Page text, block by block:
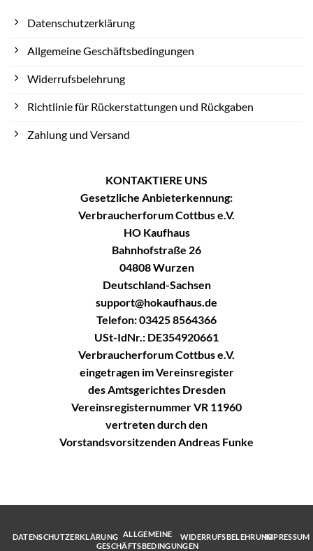
Datenschutzerklärung
Allgemeine Geschäftsbedingungen
Widerrufsbelehrung
Richtlinie für Rückerstattungen und Rückgaben
Zahlung und Versand
KONTAKTIERE UNS
Gesetzliche Anbieterkennung:
Verbraucherforum Cottbus e.V.
HO Kaufhaus
Bahnhofstraße 26
04808 Wurzen
Deutschland-Sachsen
support@hokaufhaus.de
Telefon: 03425 8564366
USt-IdNr.: DE354920661
Verbraucherforum Cottbus e.V.
eingetragen im Vereinsregister
des Amtsgerichtes Dresden
Vereinsregisternummer VR 11960
vertreten durch den
Vorstandsvorsitzenden Andreas Funke
DATENSCHUTZERKLÄRUNG ALLGEMEINE
GESCHÄFTSBEDINGUNGEN
WIDERRUFSBELEHRUNGIMPRESSUM